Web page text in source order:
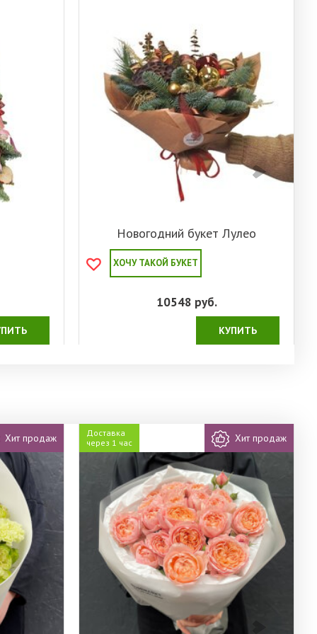
Новогодний букет Лулео
10548 руб.
ХОЧУ ТАКОЙ БУКЕТ
КУПИТЬ
Хит продаж
Доставка
через 1 час
Хит продаж